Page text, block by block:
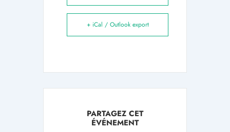
+ iCal / Outlook export
PARTAGEZ CET
ÉVÉNEMENT